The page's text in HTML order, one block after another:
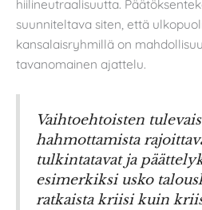
hiilineutraalisuutta.
suunniteltava siten, että
kansalaisryhmillä on
tavanomainen ajattelu.
Vaihtoehtoisten
hahmottamista
tulkintatavat ja
esimerkiksi usko
ratkaista kriisi kuin